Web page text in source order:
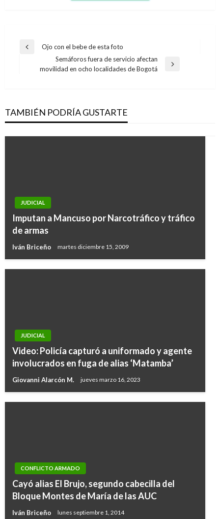
Navegación
entradas
Entrada
Ojo con el bebe de esta foto
Entrada
Semáforos fuera de servicio afectan
movilidad en ocho localidades de Bogotá
TAMBIÉN PODRÍA GUSTARTE
JUDICIAL
Imputan a Mancuso por Narcotráfico y tráfico
de armas
Iván Briceño martes diciembre 15, 2009
JUDICIAL
Video: Policía capturó a uniformado y agente
involucrados en fuga de alias ‘Matamba’
Giovanni Alarcón M. jueves marzo 16, 2023
CONFLICTO ARMADO
Cayó alias El Brujo, segundo cabecilla del
Bloque Montes de María de las AUC
Iván Briceño lunes septiembre 1, 2014